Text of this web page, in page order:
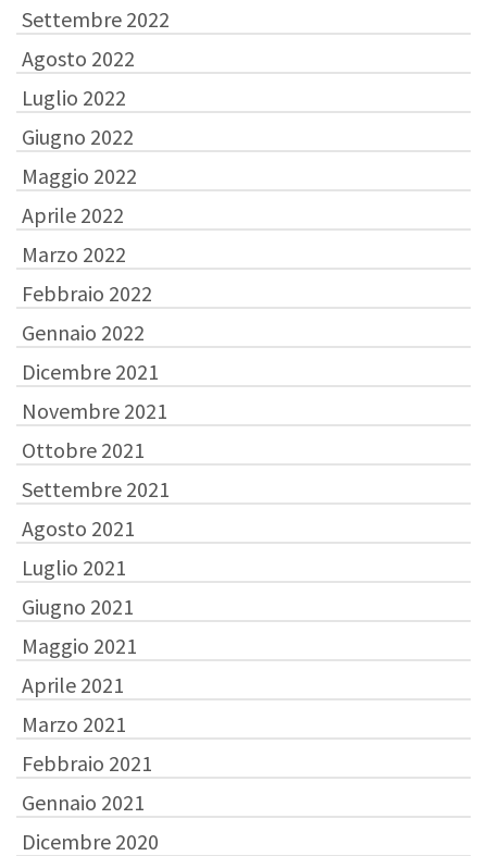
Settembre 2022
Agosto 2022
Luglio 2022
Giugno 2022
Maggio 2022
Aprile 2022
Marzo 2022
Febbraio 2022
Gennaio 2022
Dicembre 2021
Novembre 2021
Ottobre 2021
Settembre 2021
Agosto 2021
Luglio 2021
Giugno 2021
Maggio 2021
Aprile 2021
Marzo 2021
Febbraio 2021
Gennaio 2021
Dicembre 2020